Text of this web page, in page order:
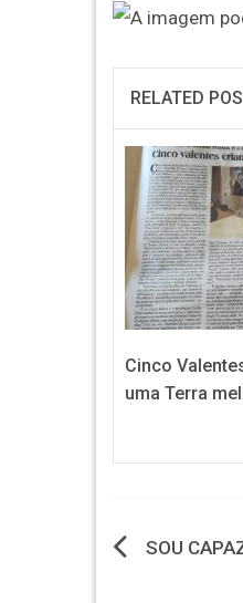
RELATED
Cinco
uma Terra
SOU